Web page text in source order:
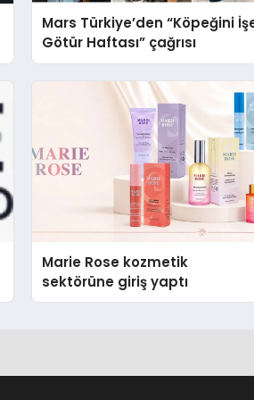
Mars Türkiye’den “Köpeğini
Götür Haftası” çağrısı
Marie Rose kozmetik
sektörüne giriş yaptı